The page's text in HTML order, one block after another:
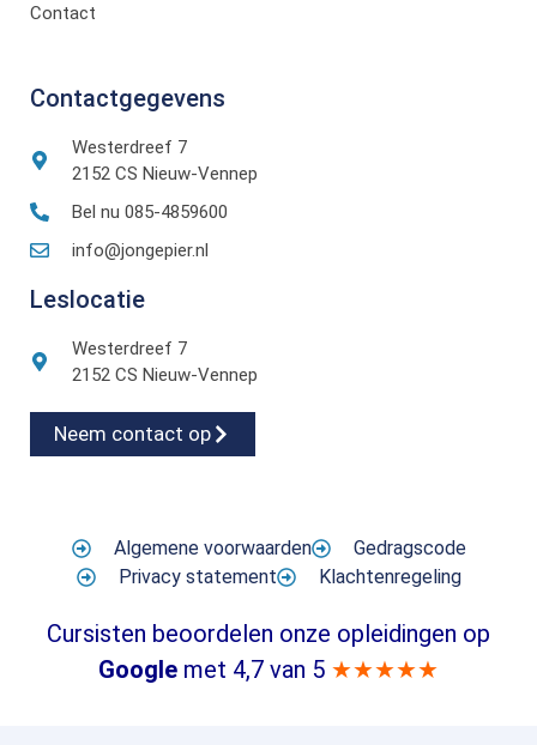
Contact
Contactgegevens
Westerdreef 7
2152 CS Nieuw-Vennep
Bel nu 085-4859600
info@jongepier.nl
Leslocatie
Westerdreef 7
2152 CS Nieuw-Vennep
Neem contact op
Algemene voorwaarden
Gedragscode
Privacy statement
Klachtenregeling
Cursisten beoordelen onze opleidingen op
Google met 4,7 van 5 ★★★★★